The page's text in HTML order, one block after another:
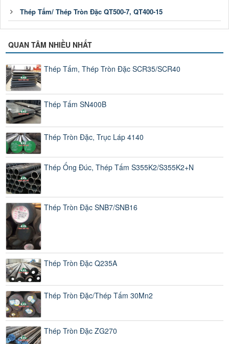
Thép Tấm/ Thép Tròn Đặc QT500-7, QT400-15
QUAN TÂM NHIỀU NHẤT
Thép Tấm, Thép Tròn Đặc SCR35/SCR40
Thép Tấm SN400B
Thép Tròn Đặc, Trục Láp 4140
Thép Ống Đúc, Thép Tấm S355K2/S355K2+N
Thép Tròn Đặc SNB7/SNB16
Thép Tròn Đặc Q235A
Thép Tròn Đặc/Thép Tấm 30Mn2
Thép Tròn Đặc ZG270